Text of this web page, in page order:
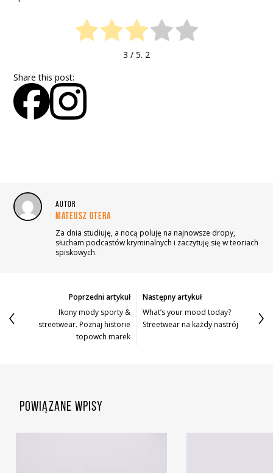
3 / 5. 2
Share this post:
AUTOR
MATEUSZ OTERA
Za dnia studiuję, a nocą poluję na najnowsze dropy,
słucham podcastów kryminalnych i zaczytuję się w teoriach
spiskowych.
Poprzedni artykuł
Ikony mody sporty &
streetwear. Poznaj historie
topowch marek
Następny artykuł
What’s your mood today?
Streetwear na każdy nastrój
POWIĄZANE WPISY